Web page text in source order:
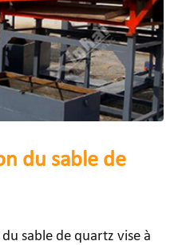
du sable de
sable de quartz vise à